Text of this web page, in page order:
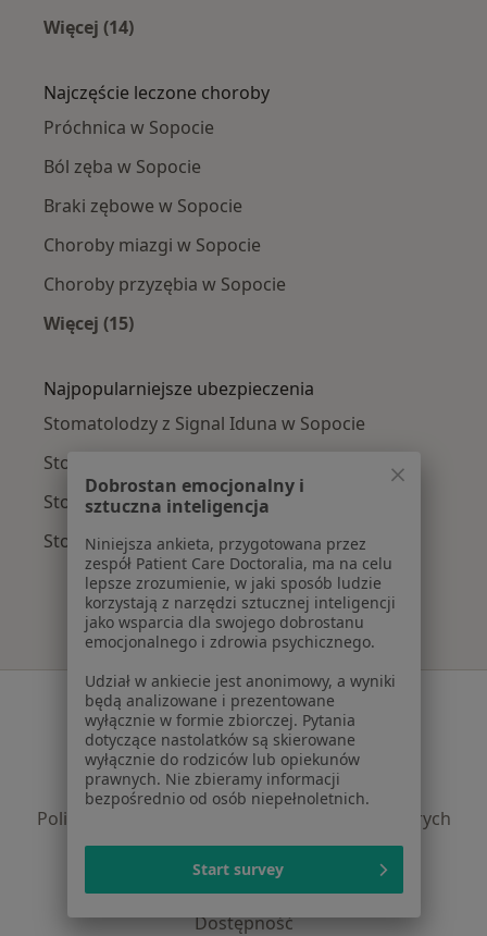
Więcej (14)
Najczęście leczone choroby
Próchnica w Sopocie
Ból zęba w Sopocie
Braki zębowe w Sopocie
Choroby miazgi w Sopocie
Choroby przyzębia w Sopocie
Więcej (15)
Najpopularniejsze ubezpieczenia
Stomatolodzy z Signal Iduna w Sopocie
Stomatolodzy z POLMED w Sopocie
Stomatolodzy z TU Zdrowie w Sopocie
Stomatolodzy z Medicover w Sopocie
Serwis
Regulamin
Polityka prywatności pacjentów
Polityka prywatności profesjonalistów
Polityka prywatności dla profesjonalistów, których
dane pozyskaliśmy samodzielnie
Polityka cookies
Jak działają wyniki wyszukiwania
Dostępność
Dobrostan emocjonalny i
sztuczna inteligencja
Niniejsza ankieta, przygotowana przez
zespół Patient Care Doctoralia, ma na celu
lepsze zrozumienie, w jaki sposób ludzie
korzystają z narzędzi sztucznej inteligencji
jako wsparcia dla swojego dobrostanu
emocjonalnego i zdrowia psychicznego.
Udział w ankiecie jest anonimowy, a wyniki
będą analizowane i prezentowane
wyłącznie w formie zbiorczej. Pytania
dotyczące nastolatków są skierowane
wyłącznie do rodziców lub opiekunów
prawnych. Nie zbieramy informacji
bezpośrednio od osób niepełnoletnich.
Start survey